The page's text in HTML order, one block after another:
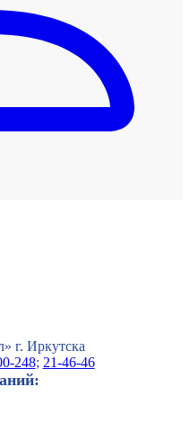
г. Иркутска
248; 21-46-46